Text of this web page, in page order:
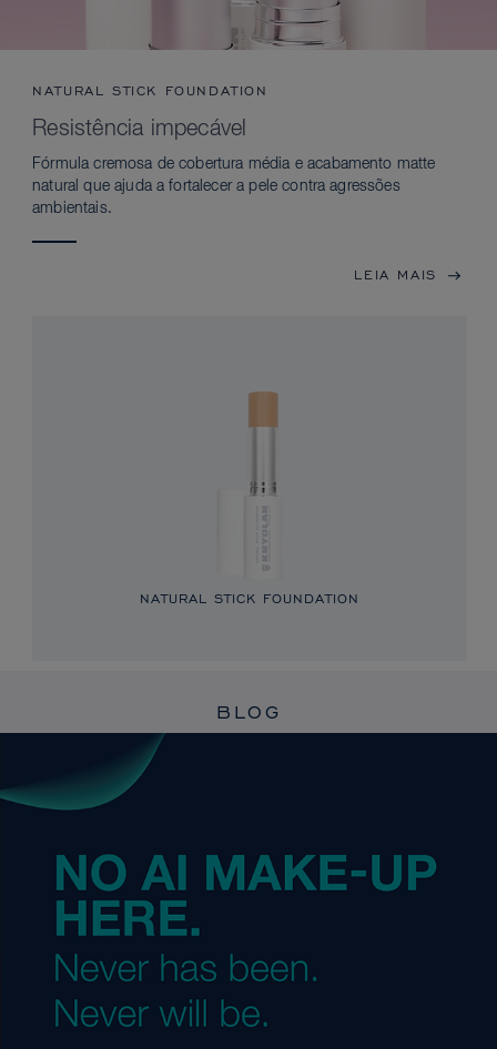
NATURAL STICK FOUNDATION
Resistência impecável
Fórmula cremosa de cobertura média e acabamento matte
natural que ajuda a fortalecer a pele contra agressões
ambientais.
LEIA MAIS
NATURAL STICK FOUNDATION
BLOG